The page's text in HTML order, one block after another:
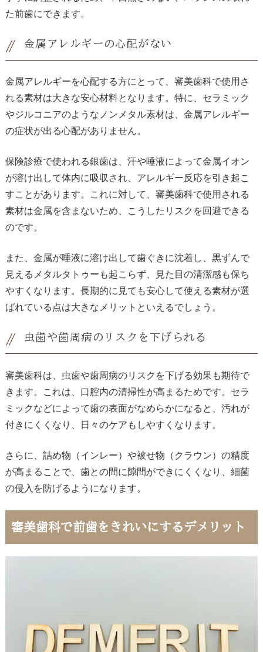
た前歯にできます。
金属アレルギーの心配がない
金属アレルギーを心配する方にとって、審美歯科で使用さ
れる素材は大きな安心材料となります。特に、セラミック
やジルコニアのようなノンメタル素材は、金属アレルギー
の症状が出る心配がありません。
保険診療で使われる銀歯は、汗や唾液によって金属イオン
が溶け出して体内に吸収され、アレルギー反応を引き起こ
すことがあります。これに対して、審美歯科で使用される
素材は金属を含まないため、こうしたリスクを回避できる
のです。
また、金属が唾液に溶け出して歯ぐきに沈着し、黒ずんで
見えるメタルタトゥーも起こらず、見た目の清潔感も保ち
やすくなります。長期的に見ても安心して使える素材が選
ばれている点は大きなメリットといえるでしょう。
虫歯や歯周病のリスクを下げられる
審美歯科は、虫歯や歯周病のリスクを下げる効果も期待で
きます。これは、口腔内の清掃性が高まるためです。セラ
ミックなどによって歯の表面がなめらかになると、汚れが
付きにくくなり、日々のケアもしやすくなります。
さらに、詰め物（インレー）や被せ物（クラウン）の精度
が高まることで、歯との間に隙間ができにくくなり、細菌
の侵入を防げるようになります。
審美歯科で前歯をきれいにするデメリット